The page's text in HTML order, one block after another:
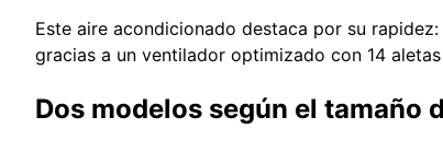
Este aire acondicionado destaca por su
gracias a un ventilador optimizado con 14
Dos modelos según el tamaño